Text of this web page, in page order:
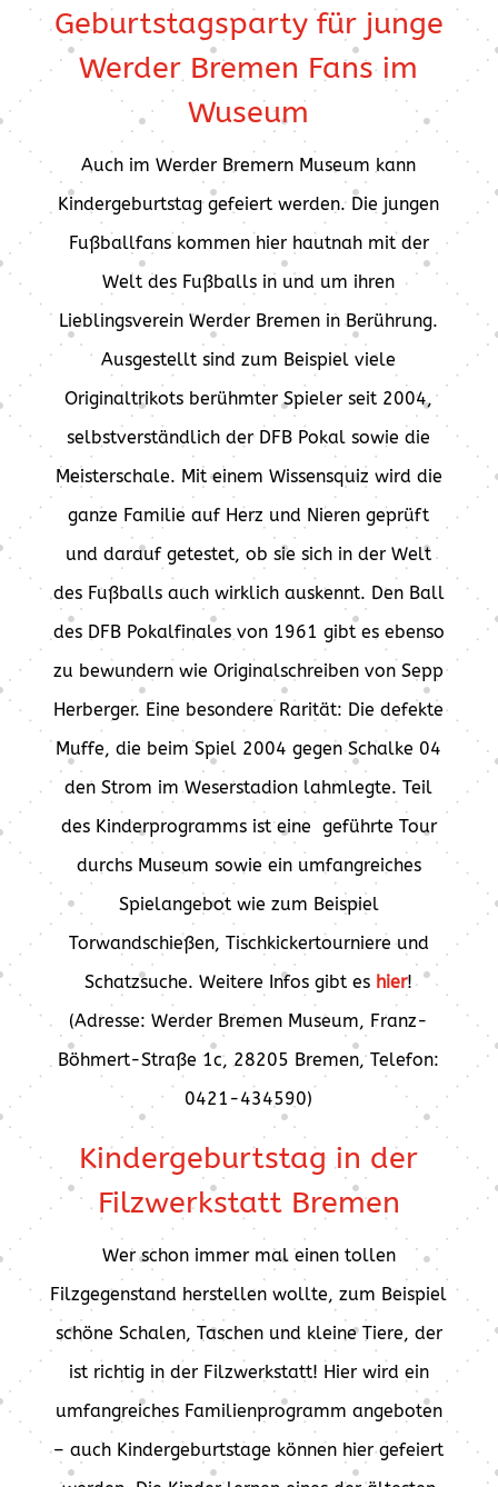
Geburtstagsparty für junge
Werder Bremen Fans im
Wuseum
Auch im Werder Bremern Museum kann
Kindergeburtstag gefeiert werden. Die jungen
Fußballfans kommen hier hautnah mit der
Welt des Fußballs in und um ihren
Lieblingsverein Werder Bremen in Berührung.
Ausgestellt sind zum Beispiel viele
Originaltrikots berühmter Spieler seit 2004,
selbstverständlich der DFB Pokal sowie die
Meisterschale. Mit einem Wissensquiz wird die
ganze Familie auf Herz und Nieren geprüft
und darauf getestet, ob sie sich in der Welt
des Fußballs auch wirklich auskennt. Den Ball
des DFB Pokalfinales von 1961 gibt es ebenso
zu bewundern wie Originalschreiben von Sepp
Herberger. Eine besondere Rarität: Die defekte
Muffe, die beim Spiel 2004 gegen Schalke 04
den Strom im Weserstadion lahmlegte. Teil
des Kinderprogramms ist eine geführte Tour
durchs Museum sowie ein umfangreiches
Spielangebot wie zum Beispiel
Torwandschießen, Tischkickertourniere und
Schatzsuche. Weitere Infos gibt es hier!
(Adresse: Werder Bremen Museum, Franz-
Böhmert-Straße 1c, 28205 Bremen, Telefon:
0421-434590)
Kindergeburtstag in der
Filzwerkstatt Bremen
Wer schon immer mal einen tollen
Filzgegenstand herstellen wollte, zum Beispiel
schöne Schalen, Taschen und kleine Tiere, der
ist richtig in der Filzwerkstatt! Hier wird ein
umfangreiches Familienprogramm angeboten
– auch Kindergeburtstage können hier gefeiert